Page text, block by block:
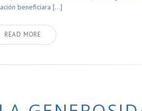
beneficiara […]
READ MORE